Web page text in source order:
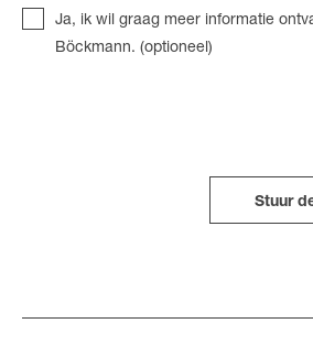
Ja, ik wil graag meer informatie
Böckmann. (optioneel)
Stuur